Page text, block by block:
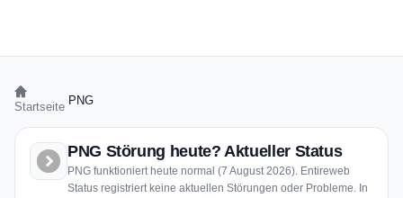
Startseite PNG
PNG Störung heute? Aktueller Status
PNG funktioniert heute normal (7 August 2026). Entireweb
Status registriert keine aktuellen Störungen oder Probleme. In